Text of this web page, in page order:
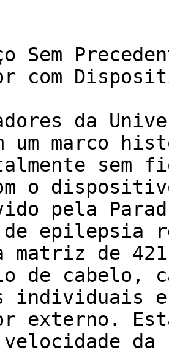
com
um marco
sem
o
pela
epilepsia
matriz de
de cabelo,
individuais
externo.